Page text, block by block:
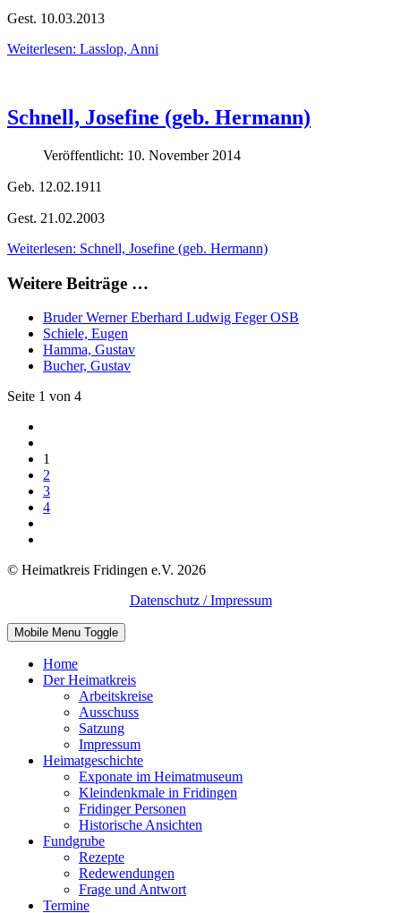
Gest. 10.03.2013
Weiterlesen: Lasslop, Anni
Schnell, Josefine (geb. Hermann)
Veröffentlicht: 10. November 2014
Geb. 12.02.1911
Gest. 21.02.2003
Weiterlesen: Schnell, Josefine (geb. Hermann)
Weitere Beiträge …
Bruder Werner Eberhard Ludwig Feger OSB
Schiele, Eugen
Hamma, Gustav
Bucher, Gustav
Seite 1 von 4
1
2
3
4
© Heimatkreis Fridingen e.V. 2026
Datenschutz / Impressum
Mobile Menu Toggle
Home
Der Heimatkreis
Arbeitskreise
Ausschuss
Satzung
Impressum
Heimatgeschichte
Exponate im Heimatmuseum
Kleindenkmale in Fridingen
Fridinger Personen
Historische Ansichten
Fundgrube
Rezepte
Redewendungen
Frage und Antwort
Termine